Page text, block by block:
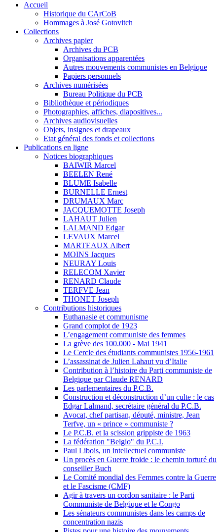
Accueil
Historique du CArCoB
Hommages à José Gotovitch
Collections
Archives papier
Archives du PCB
Organisations apparentées
Autres mouvements communistes en Belgique
Papiers personnels
Archives numérisées
Bureau Politique du PCB
Bibliothèque et périodiques
Photographies, affiches, diapositives...
Archives audiovisuelles
Objets, insignes et drapeaux
Etat général des fonds et collections
Publications en ligne
Notices biographiques
BAIWIR Marcel
BEELEN René
BLUME Isabelle
BURNELLE Ernest
DRUMAUX Marc
JACQUEMOTTE Joseph
LAHAUT Julien
LALMAND Edgar
LEVAUX Marcel
MARTEAUX Albert
MOINS Jacques
NEURAY Louis
RELECOM Xavier
RENARD Claude
TERFVE Jean
THONET Joseph
Contributions historiques
Euthanasie et communisme
Grand complot de 1923
L’engagement communiste des femmes
La grève des 100.000 - Mai 1941
Le Cercle des étudiants communistes 1956-1961
L’assassinat de Julien Lahaut vu d’Italie
Contribution à l’histoire du Parti communiste de
Belgique par Claude RENARD
Les parlementaires du P.C.B.
Construction et déconstruction d’un culte : le cas
Edgar Lalmand, secrétaire général du P.C.B.
Avocat, chef partisan, député, ministre, Jean
Terfve, un « prince » communiste ?
Le P.C.B. et la scission grippiste de 1963
La fédération "Belgio" du P.C.I.
Paul Libois, un intellectuel communiste
Un procès en Guerre froide : le chemin torturé du
conseiller Buch
Le Comité mondial des Femmes contre la Guerre
et le Fascisme (CMF)
Agir à travers un cordon sanitaire : le Parti
Communiste de Belgique et le Congo
Les sénateurs communistes dans les camps de
concentration nazis